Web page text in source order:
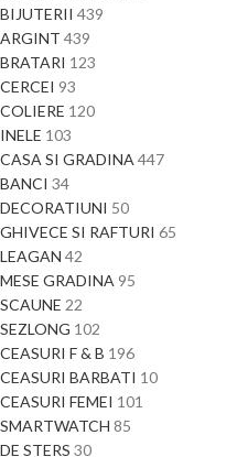
BIJUTERII 439
ARGINT 439
BRATARI 123
CERCEI 93
COLIERE 120
INELE 103
CASA SI GRADINA 447
BANCI 34
DECORATIUNI 50
GHIVECE SI RAFTURI 65
LEAGAN 42
MESE GRADINA 95
SCAUNE 22
SEZLONG 102
CEASURI F & B 196
CEASURI BARBATI 10
CEASURI FEMEI 101
SMARTWATCH 85
DE STERS 30